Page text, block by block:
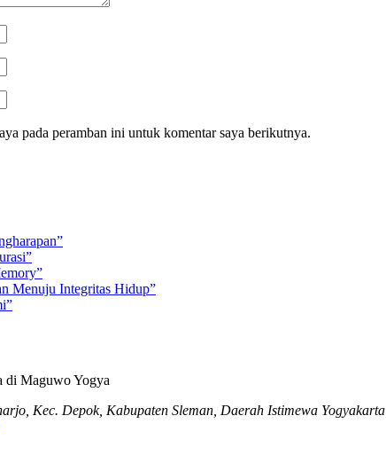
pada peramban ini untuk komentar saya berikutnya.
Menuju Integritas Hidup”
di Maguwo Yogya
Kec. Depok, Kabupaten Sleman, Daerah Istimewa Yogyakarta